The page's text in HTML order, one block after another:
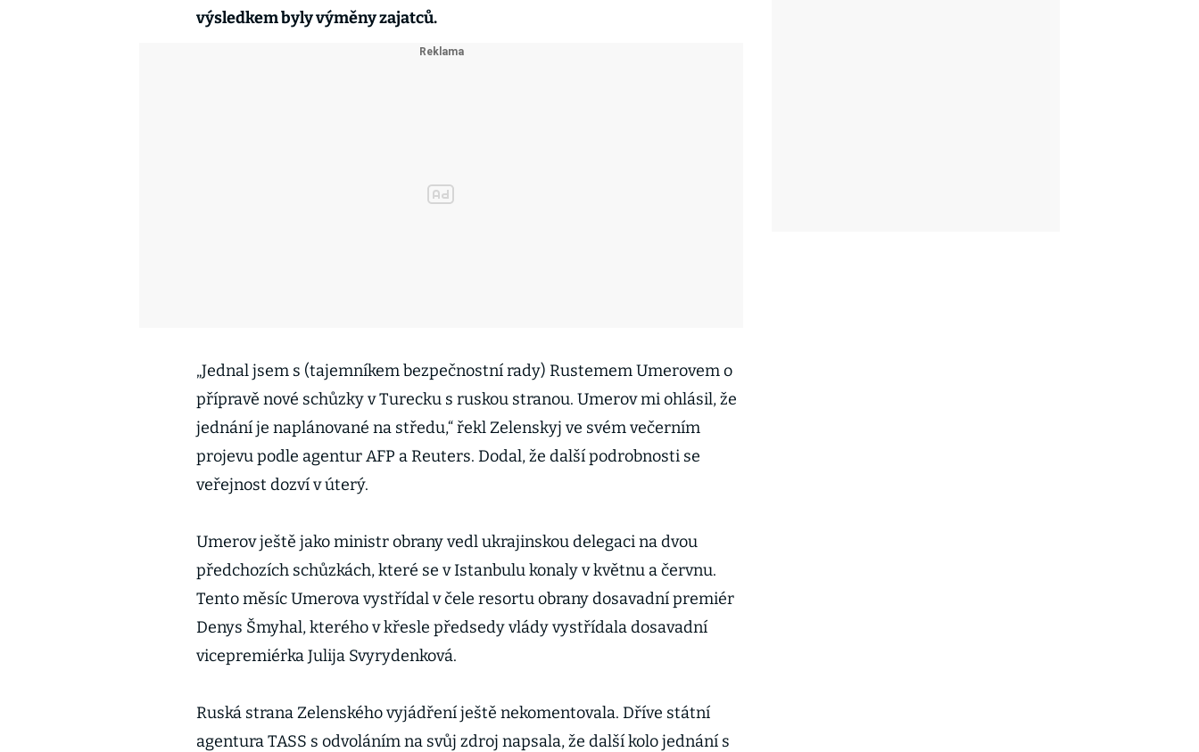
výsledkem byly výměny zajatců.
„Jednal jsem s (tajemníkem bezpečnostní rady) Rustemem Umerovem o
přípravě nové schůzky v Turecku s ruskou stranou. Umerov mi ohlásil, že
jednání je naplánované na středu,“ řekl Zelenskyj ve svém večerním
projevu podle agentur AFP a Reuters. Dodal, že další podrobnosti se
veřejnost dozví v úterý.
Umerov ještě jako ministr obrany vedl ukrajinskou delegaci na dvou
předchozích schůzkách, které se v Istanbulu konaly v květnu a červnu.
Tento měsíc Umerova vystřídal v čele resortu obrany dosavadní premiér
Denys Šmyhal, kterého v křesle předsedy vlády vystřídala dosavadní
vicepremiérka Julija Svyrydenková.
Ruská strana Zelenského vyjádření ještě nekomentovala. Dříve státní
agentura TASS s odvoláním na svůj zdroj napsala, že další kolo jednání s